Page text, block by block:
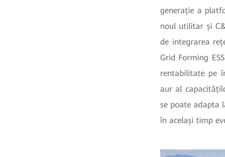
generație a
noul utilitar și
de integrarea
Grid Forming
rentabilitate pe
aur al
se poate adapta
în același timp